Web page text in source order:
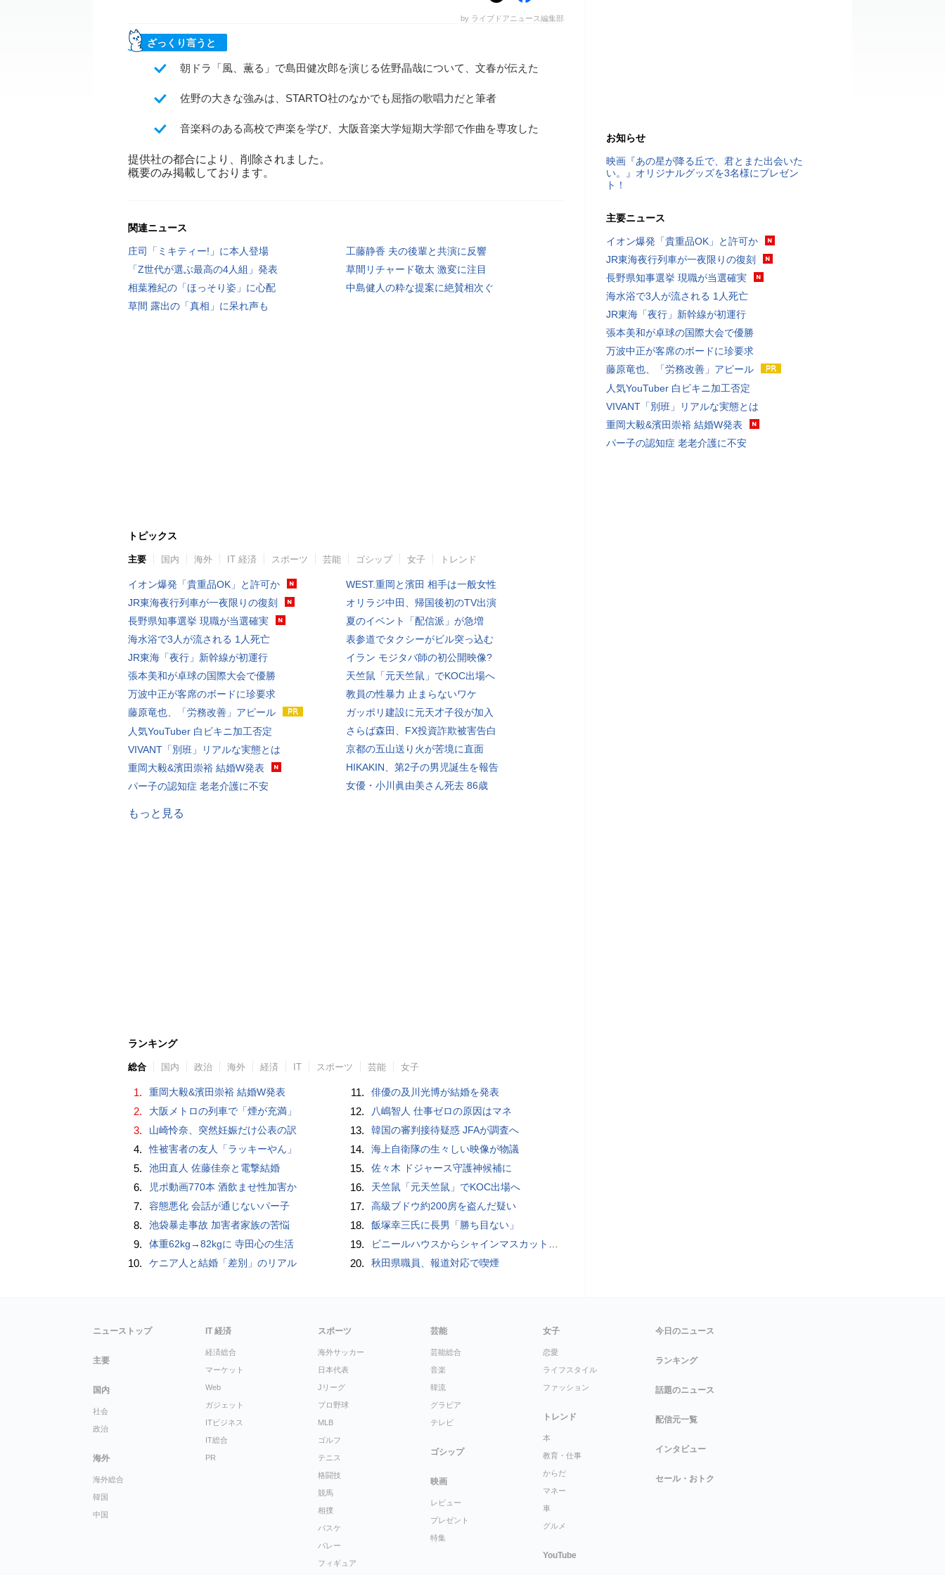
by ライブドアニュース編集部
ざっくり言うと
朝ドラ「風、薫る」で島田健次郎を演じる佐野晶哉について、文春が伝えた
佐野の大きな強みは、STARTO社のなかでも屈指の歌唱力だと筆者
音楽科のある高校で声楽を学び、大阪音楽大学短期大学部で作曲を専攻した
提供社の都合により、削除されました。
概要のみ掲載しております。
関連ニュース
庄司「ミキティー!」に本人登場
工藤静香 夫の後輩と共演に反響
「Z世代が選ぶ最高の4人組」発表
草間リチャード敬太 激変に注目
相葉雅紀の「ほっそり姿」に心配
中島健人の粋な提案に絶賛相次ぐ
草間 露出の「真相」に呆れ声も
トピックス
主要 国内 海外 IT 経済 スポーツ 芸能 ゴシップ 女子 トレンド
イオン爆発「貴重品OK」と許可か
JR東海夜行列車が一夜限りの復刻
長野県知事選挙 現職が当選確実
海水浴で3人が流される 1人死亡
JR東海「夜行」新幹線が初運行
張本美和が卓球の国際大会で優勝
万波中正が客席のボードに珍要求
藤原竜也、「労務改善」アピール
人気YouTuber 白ビキニ加工否定
VIVANT「別班」リアルな実態とは
重岡大毅&濱田崇裕 結婚W発表
パー子の認知症 老老介護に不安
WEST.重岡と濱田 相手は一般女性
オリラジ中田、帰国後初のTV出演
夏のイベント「配信派」が急増
表参道でタクシーがビル突っ込む
イラン モジタバ師の初公開映像?
天竺鼠「元天竺鼠」でKOC出場へ
教員の性暴力 止まらないワケ
ガッポリ建設に元天才子役が加入
さらば森田、FX投資詐欺被害告白
京都の五山送り火が苦境に直面
HIKAKIN、第2子の男児誕生を報告
女優・小川眞由美さん死去 86歳
もっと見る
ランキング
総合 国内 政治 海外 経済 IT スポーツ 芸能 女子
1. 重岡大毅&濱田崇裕 結婚W発表
2. 大阪メトロの列車で「煙が充満」
3. 山崎怜奈、突然妊娠だけ公表の訳
4. 性被害者の友人「ラッキーやん」
5. 池田直人 佐藤佳奈と電撃結婚
6. 児ポ動画770本 酒飲ませ性加害か
7. 容態悪化 会話が通じないパー子
8. 池袋暴走事故 加害者家族の苦悩
9. 体重62kg→82kgに 寺田心の生活
10. ケニア人と結婚「差別」のリアル
11. 俳優の及川光博が結婚を発表
12. 八嶋智人 仕事ゼロの原因はマネ
13. 韓国の審判接待疑惑 JFAが調査へ
14. 海上自衛隊の生々しい映像が物議
15. 佐々木 ドジャース守護神候補に
16. 天竺鼠「元天竺鼠」でKOC出場へ
17. 高級ブドウ約200房を盗んだ疑い
18. 飯塚幸三氏に長男「勝ち目ない」
19. ビニールハウスからシャインマスカット約200房を盗んだ疑い ネットで販売か 無職の男（42）逮捕 岡山県警
20. 秋田県職員、報道対応で喫煙
お知らせ
映画『あの星が降る丘で、君とまた出会いた
い。』オリジナルグッズを3名様にプレゼン
ト！
主要ニュース
イオン爆発「貴重品OK」と許可か
JR東海夜行列車が一夜限りの復刻
長野県知事選挙 現職が当選確実
海水浴で3人が流される 1人死亡
JR東海「夜行」新幹線が初運行
張本美和が卓球の国際大会で優勝
万波中正が客席のボードに珍要求
藤原竜也、「労務改善」アピール
人気YouTuber 白ビキニ加工否定
VIVANT「別班」リアルな実態とは
重岡大毅&濱田崇裕 結婚W発表
パー子の認知症 老老介護に不安
ニューストップ
主要
国内
社会
政治
海外
海外総合
韓国
中国
IT 経済
経済総合
マーケット
Web
ガジェット
ITビジネス
IT総合
PR
スポーツ
海外サッカー
日本代表
Jリーグ
プロ野球
MLB
ゴルフ
テニス
格闘技
競馬
相撲
バスケ
バレー
フィギュア
芸能
芸能総合
音楽
韓流
グラビア
テレビ
ゴシップ
映画
レビュー
プレゼント
特集
女子
恋愛
ライフスタイル
ファッション
トレンド
本
教育・仕事
からだ
マネー
車
グルメ
YouTube
今日のニュース
ランキング
話題のニュース
配信元一覧
インタビュー
セール・おトク